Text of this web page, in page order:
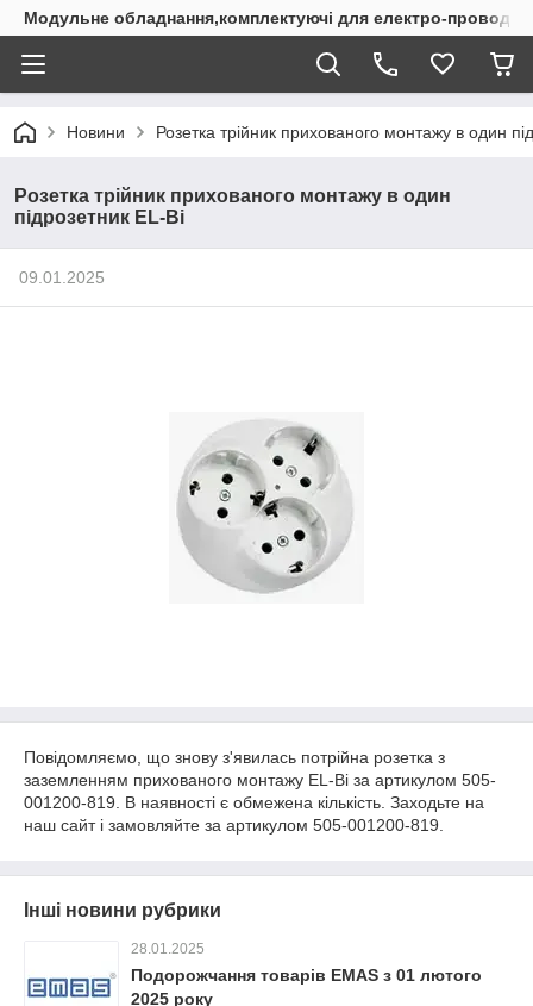
Модульне обладнання,комплектуючі для електро-проводки
Новини Розетка трійник прихованого монтажу в один
Розетка трійник прихованого монтажу в один
підрозетник EL-Bi
09.01.2025
Повідомляємо, що знову з'явилась потрійна розетка з
заземленням прихованого монтажу EL-Bi за артикулом 505-
001200-819. В наявності є обмежена кількість. Заходьте на
наш сайт і замовляйте за артикулом 505-001200-819.
Інші новини рубрики
28.01.2025
Подорожчання товарів EMAS з 01 лютого
2025 року